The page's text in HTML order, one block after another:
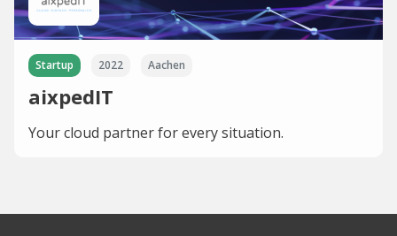
Startup 2022 Aachen
aixpedIT
Your cloud partner for every situation.